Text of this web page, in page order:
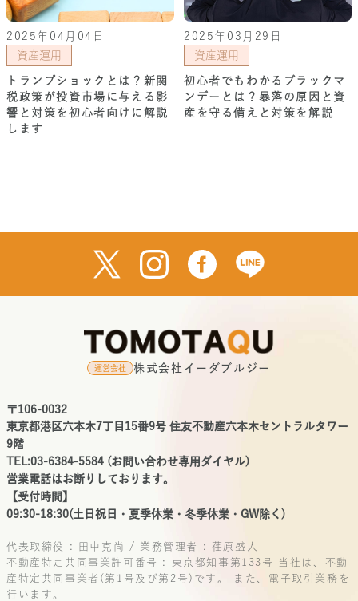
2025年04月04日
資産運用
トランプショックとは？新関
税政策が投資市場に与える影
響と対策を初心者向けに解説
します
2025年03月29日
資産運用
初心者でもわかるブラックマ
ンデーとは？暴落の原因と資
産を守る備えと対策を解説
運営会社 株式会社イーダブルジー
〒106-0032
東京都港区六本木7丁目15番9号 住友不動産六本木セントラルタワー
9階
TEL:03-6384-5584 (お問い合わせ専用ダイヤル)
営業電話はお断りしております。
【受付時間】
09:30-18:30(土日祝日・夏季休業・冬季休業・GW除く)
代表取締役 : 田中克尚 / 業務管理者 : 荏原盛人
不動産特定共同事業許可番号 : 東京都知事第133号
当社は、不動
産特定共同事業者(第1号及び第2号)です。
また、電子取引業務を
行います。